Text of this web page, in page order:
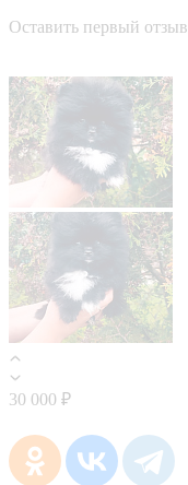
Оставить первый отзыв
30 000 ₽